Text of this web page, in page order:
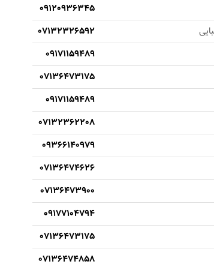
09120936345
07132326592
09171159489
07136473175
09171159489
07132362208
09366140979
07136474626
07136473900
09177104794
07136473175
07136474858